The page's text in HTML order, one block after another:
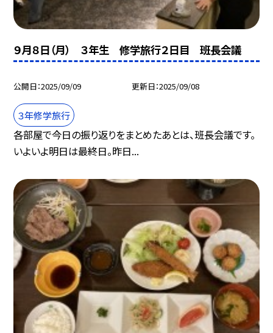
９月８日（月） ３年生 修学旅行２日目 班長会議
公開日 2025/09/09 更新日 2025/09/08
３年修学旅行
各部屋で今日の振り返りをまとめたあとは、班長会議です。
いよいよ明日は最終日。昨日...